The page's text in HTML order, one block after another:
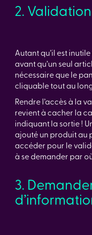
2.
Autant qu’il est
avant qu’un seul
nécessaire que le
cliquable tout au
Rendre l’accès à la
revient à cacher la
indiquant la sortie !
ajouté un produit au
accéder pour le
à se demander par
3.